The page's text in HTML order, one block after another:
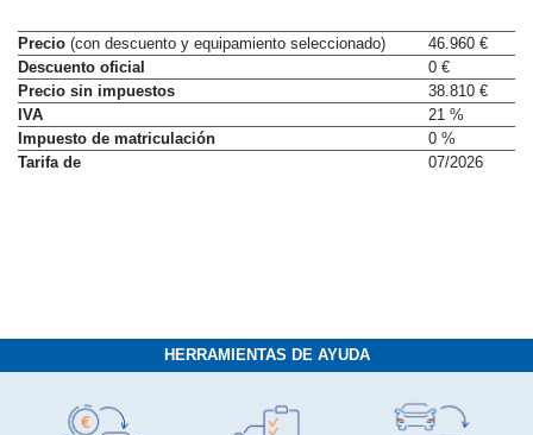
Precio (con descuento y equipamiento seleccionado)
46.960 €
Descuento oficial
0 €
Precio sin impuestos
38.810 €
IVA
21 %
Impuesto de matriculación
0 %
Tarifa de
07/2026
HERRAMIENTAS DE AYUDA